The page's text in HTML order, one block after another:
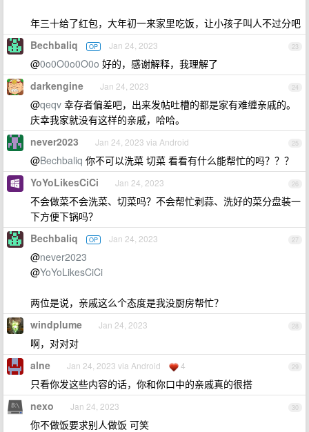
年三十给了红包，大年初一来家里吃饭，让小孩子叫人不过分吧
23
Bechbaliq OP Jan 24, 2023
@0o0O0o0O0o 好的，感谢解释，我理解了
24
darkengine Jan 24, 2023
@qeqv 幸存者偏差吧，出来发帖吐槽的都是家有难缠亲戚的。
庆幸我家就没有这样的亲戚，哈哈。
25
never2023 Jan 24, 2023 via Android
@Bechbaliq 你不可以洗菜 切菜 看看有什么能帮忙的吗？？？
26
YoYoLikesCiCi Jan 24, 2023
不会做菜不会洗菜、切菜吗？不会帮忙剥蒜、洗好的菜分盘装一
下方便下锅吗？
27
Bechbaliq OP Jan 24, 2023
@never2023
@YoYoLikesCiCi
两位是说，亲戚这么个态度是我没厨房帮忙？
28
windplume Jan 24, 2023
啊，对对对
29
alne Jan 24, 2023 via Android 4
只看你发这些内容的话，你和你口中的亲戚真的很搭
30
nexo Jan 24, 2023
你不做饭要求别人做饭 可笑